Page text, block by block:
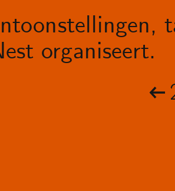
organiseert.